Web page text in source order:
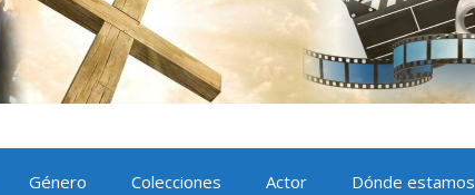
Género Colecciones Actor Dónde estamos